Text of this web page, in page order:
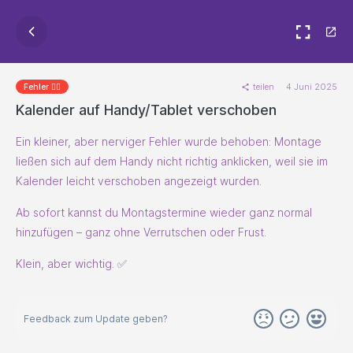
Fehler 🐱‍💻 teilen 4 Juni 2025
Kalender auf Handy/Tablet verschoben
Ein kleiner, aber nerviger Fehler wurde behoben: Montage
ließen sich auf dem Handy nicht richtig anklicken, weil sie im
Kalender leicht verschoben angezeigt wurden.
Ab sofort kannst du Montagstermine wieder ganz normal
hinzufügen – ganz ohne Verrutschen oder Frust.
Klein, aber wichtig. ✅
Feedback zum Update geben?